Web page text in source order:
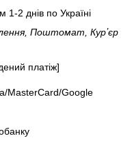
2 днів по Україні
Поштомат, Курʼєр
платіж]
MasterCard/Google